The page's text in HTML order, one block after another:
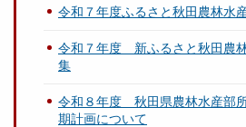
令和７年度ふるさと秋田農林
令和７年度 新ふるさと秋田農
集
令和８年度 秋田県農林水産部
期計画について